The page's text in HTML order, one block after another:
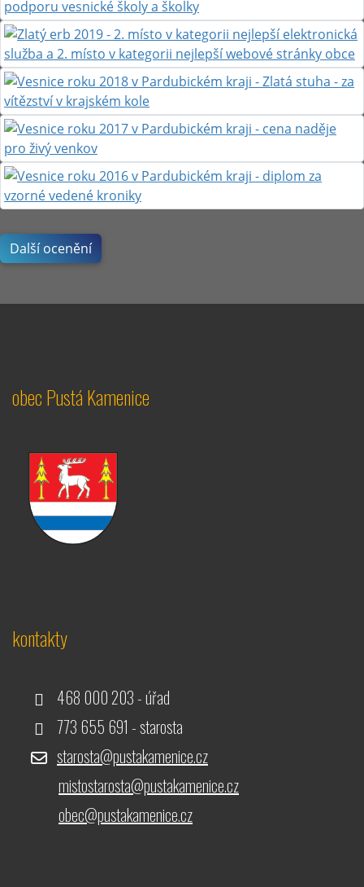
Další ocenění
obec Pustá Kamenice
kontakty
468 000 203 - úřad
773 655 691 - starosta
starosta@pustakamenice.cz
mistostarosta@pustakamenice.cz
obec@pustakamenice.cz